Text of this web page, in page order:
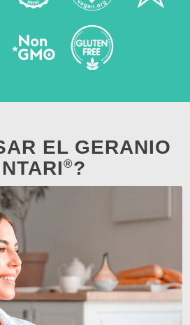
EL GERANIO
®?